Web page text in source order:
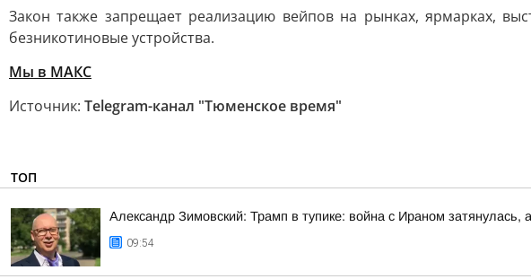
Закон также запрещает реализацию вейпов на рынках, ярмарках,
безникотиновые устройства.
Мы в MAКС
Источник: Telegram-канал "Тюменское время"
ТОП
Александр Зимовский: Трамп в тупике: война с Ираном затянулась,
09:54